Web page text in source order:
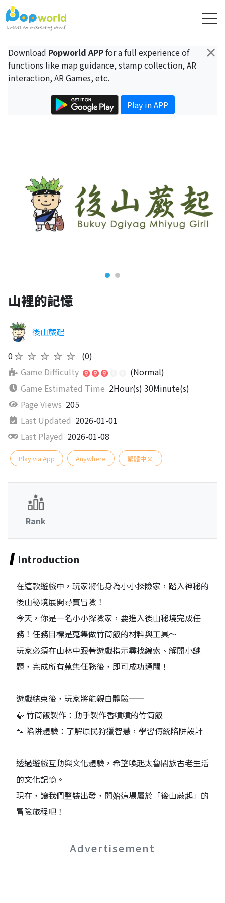
×
Download Popworld APPfor a full experience of
functions like map guidance, stamp collection, AR
interaction, AR Games, etc.
Play in APP
山裡的記憶
後山蕨起
0★★★★★
(0)
Game Difficulty
(Normal)
Game Estimated Time 2Hour(s) 30Minute(s)
Page Views 205
Last Updated 2026-01-01
Last Played 2026-01-08
Play via App Anywhere 繁體中文
Rank
Introduction
在這款遊戲中，玩家將化身為小小探險家，踏入神秘的
後山秘境展開尋寶冒險！
今天，你是一名小小探險家，要進入後山秘境完成任
務！任務目標是蒐集做竹筒飯的材料與工具～
玩家必須在山林中跟著遊戲指示尋找線索、解開小謎
題，完成所有蒐集任務後，即可成功通關！
遊戲結束後，玩家將能親自體驗——
🍃 竹筒飯製作：動手製作香噴噴的竹筒飯
🐾 陷阱體驗：了解原民狩獵智慧，學習傳統陷阱設計
透過遊戲互動與文化體驗，希望喚起太魯閣族古老生活
的文化記憶。
現在，讓我們整裝出發，開始這場屬於「後山蕨起」的
冒險旅程吧！
Advertisement